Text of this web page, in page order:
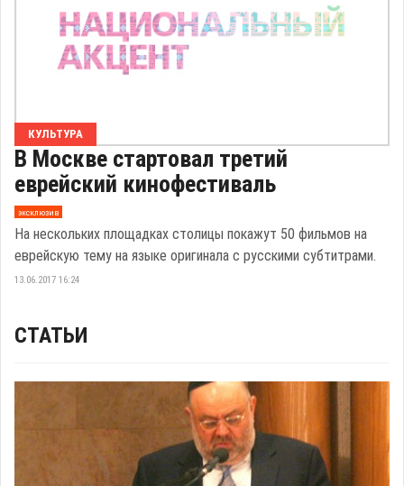
КУЛЬТУРА
В Москве стартовал третий
еврейский кинофестиваль
эксклюзив
На нескольких площадках столицы покажут 50 фильмов на
еврейскую тему на языке оригинала с русскими субтитрами.
13.06.2017 16:24
СТАТЬИ